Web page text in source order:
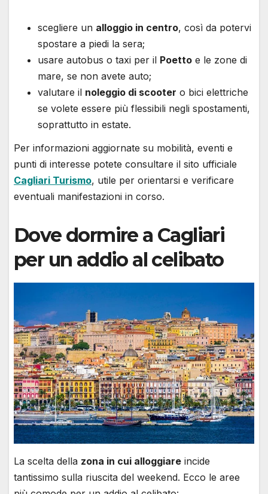
scegliere un alloggio in centro, così da potervi
spostare a piedi la sera;
usare autobus o taxi per il Poetto e le zone di
mare, se non avete auto;
valutare il noleggio di scooter o bici elettriche
se volete essere più flessibili negli spostamenti,
soprattutto in estate.
Per informazioni aggiornate su mobilità, eventi e
punti di interesse potete consultare il sito ufficiale
Cagliari Turismo, utile per orientarsi e verificare
eventuali manifestazioni in corso.
Dove dormire a Cagliari
per un addio al celibato
La scelta della zona in cui alloggiare incide
tantissimo sulla riuscita del weekend. Ecco le aree